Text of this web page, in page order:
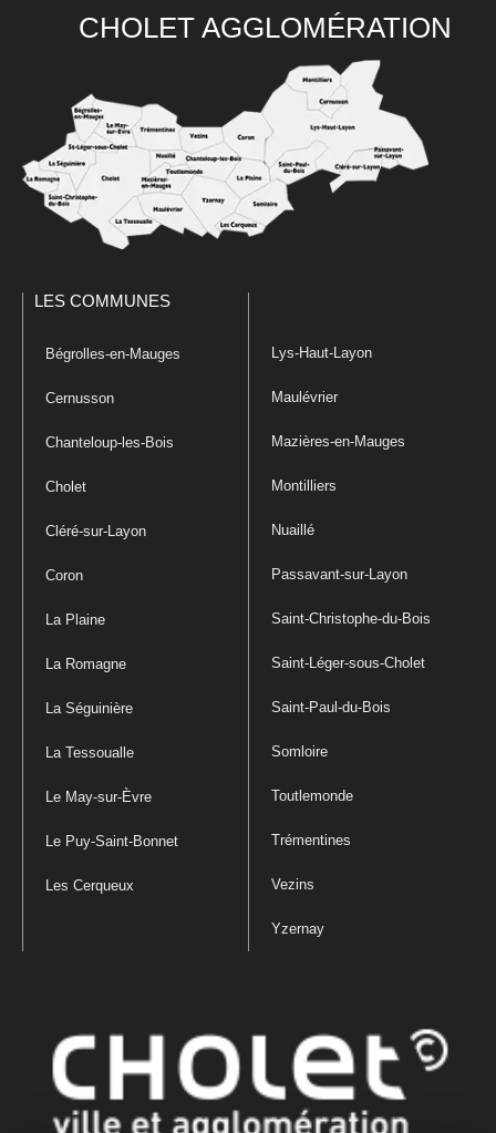
CHOLET AGGLOMÉRATION
LES COMMUNES
Bégrolles-en-Mauges
Cernusson
Chanteloup-les-Bois
Cholet
Cléré-sur-Layon
Coron
La Plaine
La Romagne
La Séguinière
La Tessoualle
Le May-sur-Èvre
Le Puy-Saint-Bonnet
Les Cerqueux
Lys-Haut-Layon
Maulévrier
Mazières-en-Mauges
Montilliers
Nuaillé
Passavant-sur-Layon
Saint-Christophe-du-Bois
Saint-Léger-sous-Cholet
Saint-Paul-du-Bois
Somloire
Toutlemonde
Trémentines
Vezins
Yzernay